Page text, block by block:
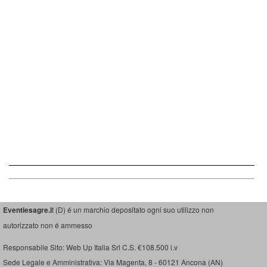
Eventiesagre.it (D) é un marchio depositato ogni suo utilizzo non
autorizzato non é ammesso
Responsabile Sito: Web Up Italia Srl C.S. €108.500 i.v
Sede Legale e Amministrativa: Via Magenta, 8 - 60121 Ancona (AN)